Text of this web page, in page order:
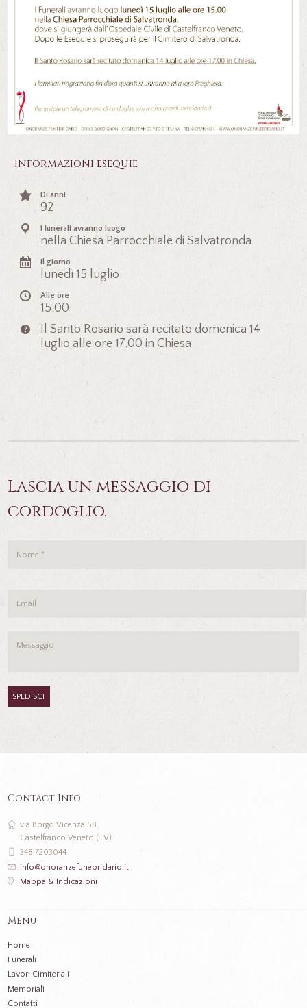
Informazioni esequie
Di anni
92
I funerali avranno luogo
nella Chiesa Parrocchiale di Salvatronda
Il giorno
lunedì 15 luglio
Alle ore
15.00
Il Santo Rosario sarà recitato domenica 14
luglio alle ore 17.00 in Chiesa
Lascia un messaggio di
cordoglio.
Contact Info
via Borgo Vicenza 58,
Castelfranco Veneto (TV)
348 7203044
info@onoranzefunebridario.it
Mappa & Indicazioni
Menu
Home
Funerali
Lavori Cimiteriali
Memoriali
Contatti